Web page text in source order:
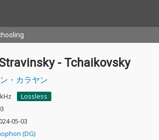
- Tchaikovsky
・カラヤン
Lossless
05-03
(DG)